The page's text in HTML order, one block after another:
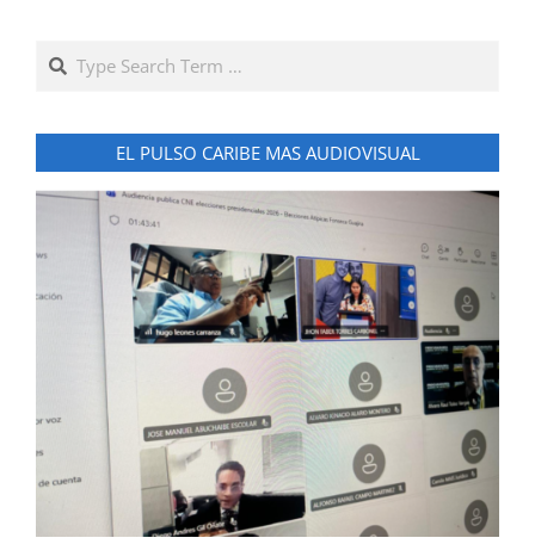
Search
EL PULSO CARIBE MAS AUDIOVISUAL